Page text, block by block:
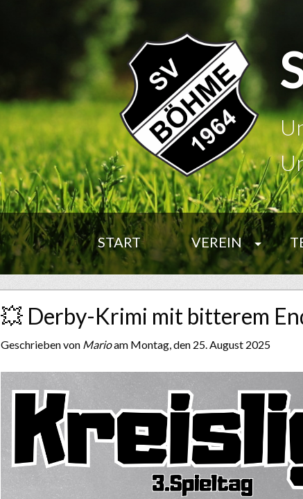
START VEREIN
💥 Derby-Krimi mit bitterem
Geschrieben von Marioam Montag, den 25. August 2025